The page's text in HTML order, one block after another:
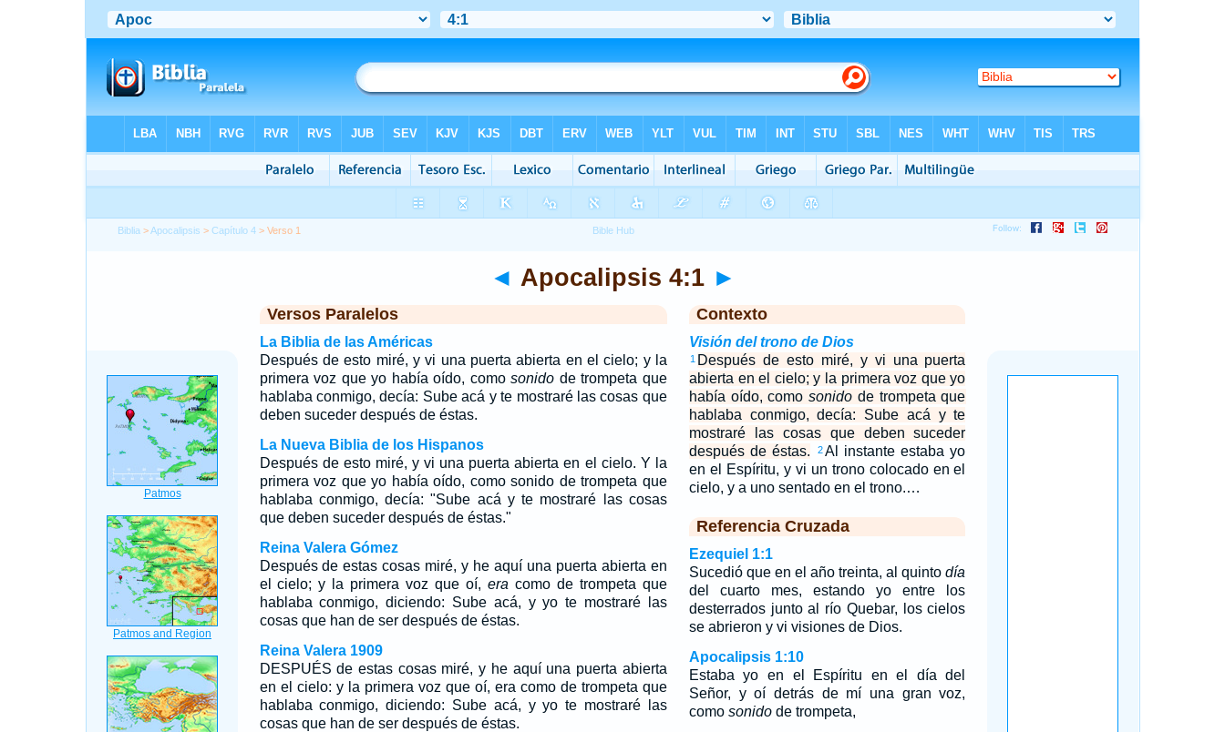
Biblia >Apocalipsis >Capítulo 4 > Verso 1
◄ Apocalipsis 4:1 ►
Versos Paralelos
La Biblia de las Américas
Después de esto miré, y vi una puerta abierta en el cielo; y la
primera voz que yo había oído, comosonido de trompeta que
hablaba conmigo, decía: Sube acá y te mostraré las cosas que
deben suceder después de éstas.
La Nueva Biblia de los Hispanos
Después de esto miré, y vi una puerta abierta en el cielo. Y la
primera voz que yo había oído, como sonido de trompeta que
hablaba conmigo, decía: "Sube acá y te mostraré las cosas
que deben suceder después de éstas."
Reina Valera Gómez
Después de estas cosas miré, y he aquí una puerta abierta en
el cielo; y la primera voz que oí,era como de trompeta que
hablaba conmigo, diciendo: Sube acá, y yo te mostraré las
cosas que han de ser después de éstas.
Reina Valera 1909
DESPUÉS de estas cosas miré, y he aquí una puerta abierta
en el cielo: y la primera voz que oí, era como de trompeta que
hablaba conmigo, diciendo: Sube acá, y yo te mostraré las
cosas que han de ser después de éstas.
Contexto
Visión del trono de Dios
1 Después de esto miré, y vi una puerta
abierta en el cielo; y la primera voz que yo
había oído, comosonido de trompeta que
hablaba conmigo, decía: Sube acá y te
mostraré las cosas que deben suceder
después de éstas.
2Al instante estaba yo
en el Espíritu, y vi un trono colocado en el
cielo, y a uno sentado en el trono.…
Referencia Cruzada
Ezequiel 1:1
Sucedió que en el año treinta, al quintodía
del cuarto mes, estando yo entre los
desterrados junto al río Quebar, los cielos
se abrieron y vi visiones de Dios.
Apocalipsis 1:10
Estaba yo en el Espíritu en el día del
Señor, y oí detrás de mí una gran voz,
como sonidode trompeta,